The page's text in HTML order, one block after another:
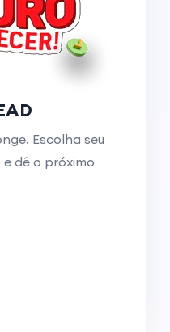
Escolha seu
dê o próximo